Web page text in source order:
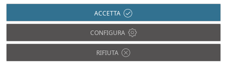
© 2021 Copyright Confcommercio Como Servizi S.r.l. | Via F.
Ballarini, 12 22100 Como (CO) | P.IVA/C.F. 01913890131 | Iscritta alla
CCIAA di Como REA CO-226089 | Capitale Sociale Euro 62.400,00
I.V.
confcommerciocomoservizi@legalmail.it
ACCETTA
CONFIGURA
RIFIUTA